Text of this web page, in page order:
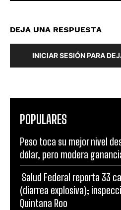
DEJA UNA RESPUESTA
INICIAR SESIÓN PARA
POPULARES
Peso toca su mejor nivel
dólar, pero modera
Salud Federal reporta 33
(diarrea explosiva);
Quintana Roo